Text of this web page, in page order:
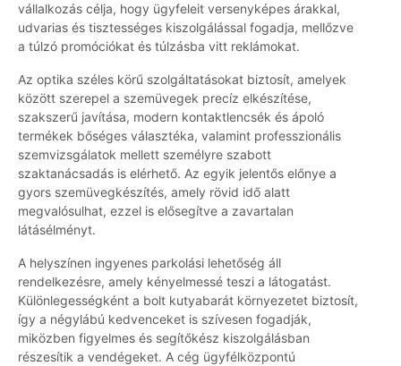
vállalkozás célja, hogy ügyfeleit versenyképes árakkal,
udvarias és tisztességes kiszolgálással fogadja, mellőzve
a túlzó promóciókat és túlzásba vitt reklámokat.
Az optika széles körű szolgáltatásokat biztosít, amelyek
között szerepel a szemüvegek precíz elkészítése,
szakszerű javítása, modern kontaktlencsék és ápoló
termékek bőséges választéka, valamint professzionális
szemvizsgálatok mellett személyre szabott
szaktanácsadás is elérhető. Az egyik jelentős előnye a
gyors szemüvegkészítés, amely rövid idő alatt
megvalósulhat, ezzel is elősegítve a zavartalan
látásélményt.
A helyszínen ingyenes parkolási lehetőség áll
rendelkezésre, amely kényelmessé teszi a látogatást.
Különlegességként a bolt kutyabarát környezetet biztosít,
így a négylábú kedvenceket is szívesen fogadják,
miközben figyelmes és segítőkész kiszolgálásban
részesítik a vendégeket. A cég ügyfélközpontú